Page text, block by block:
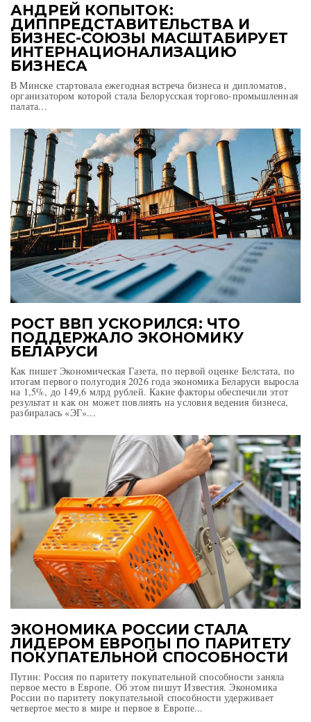
АНДРЕЙ КОПЫТОК:
ДИППРЕДСТАВИТЕЛЬСТВА И
БИЗНЕС-СОЮЗЫ МАСШТАБИРУЕТ
ИНТЕРНАЦИОНАЛИЗАЦИЮ
БИЗНЕСА
В Минске стартовала ежегодная встреча бизнеса и дипломатов,
организатором которой стала Белорусская торгово-промышленная
палата...
РОСТ ВВП УСКОРИЛСЯ: ЧТО
ПОДДЕРЖАЛО ЭКОНОМИКУ
БЕЛАРУСИ
Как пишет Экономическая Газета, по первой оценке Белстата, по
итогам первого полугодия 2026 года экономика Беларуси выросла
на 1,5%, до 149,6 млрд рублей. Какие факторы обеспечили этот
результат и как он может повлиять на условия ведения бизнеса,
разбиралась «ЭГ»...
ЭКОНОМИКА РОССИИ СТАЛА
ЛИДЕРОМ ЕВРОПЫ ПО ПАРИТЕТУ
ПОКУПАТЕЛЬНОЙ СПОСОБНОСТИ
Путин: Россия по паритету покупательной способности заняла
первое место в Европе. Об этом пишут Известия. Экономика
России по паритету покупательной способности удерживает
четвертое место в мире и первое в Европе...